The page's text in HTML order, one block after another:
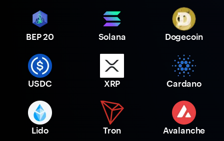
BEP 20 Solana Dogecoin
USDC XRP Cardano
Lido Tron Avalanche